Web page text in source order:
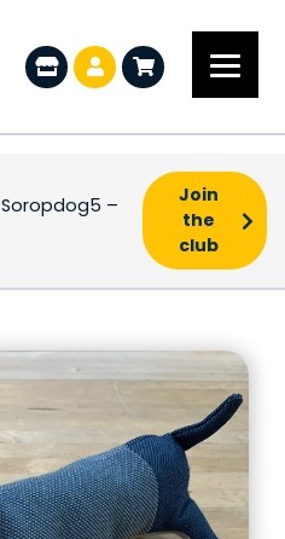
Soropdog5 –
Join
the
club